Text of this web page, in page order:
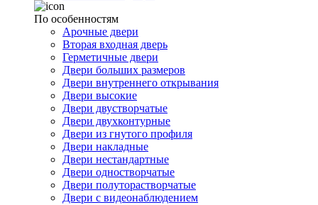
По особенностям
Арочные двери
Вторая входная дверь
Герметичные двери
Двери больших размеров
Двери внутреннего открывания
Двери высокие
Двери двустворчатые
Двери двухконтурные
Двери из гнутого профиля
Двери накладные
Двери нестандартные
Двери одностворчатые
Двери полуторастворчатые
Двери с видеонаблюдением